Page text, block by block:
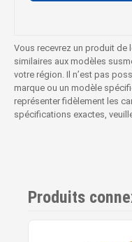
Vous recevrez un produit
similaires aux modèles
votre région. Il n’est pas
marque ou un modèle
représenter fidèlement les
spécifications exactes,
Produits